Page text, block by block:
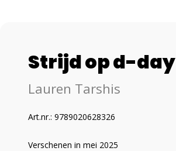
Strijd op d-day
Lauren Tarshis
Art.nr.: 9789020628326
Verschenen in mei 2025